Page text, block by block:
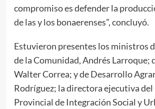
compromiso es defender la
de las y los bonaerenses”, concluyó.
Estuvieron presentes los ministros
de la Comunidad, Andrés Larroque;
Walter Correa; y de Desarrollo
Rodríguez; la directora ejecutiva
Provincial de Integración Social y